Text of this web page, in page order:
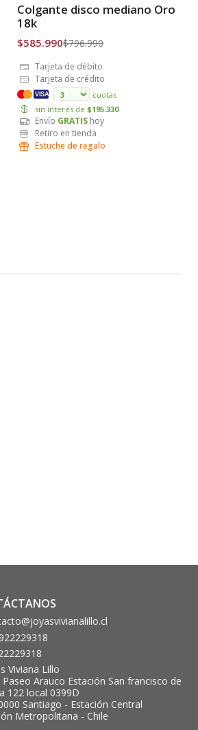
Envío Gratis
Colgante disco mediano Oro
18k
$585.990$796.990
Tarjeta de débito
Tarjeta de crédito
VISA
cuotas
sin interés de $195.330
Envío GRATIS hoy
Retiro en tienda
Estuche de regalo
Viviana Lillo
Paseo Arauco Estación San francisco de
122 local 0399D
Santiago - Estación Central
Metropolitana - Chile